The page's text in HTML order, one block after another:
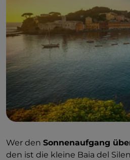
Wer den Sonnenaufgang
den ist die kleine Baia del